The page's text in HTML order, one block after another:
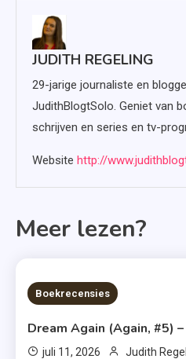
JUDITH REGELING
29-jarige journaliste en
JudithBlogtSolo. Geniet van
schrijven en series en tv-
Website http://
Meer lezen?
6 MINS READ
Boekrecensies
Dream Again (Again, #5)
juli 11, 2026 Judith